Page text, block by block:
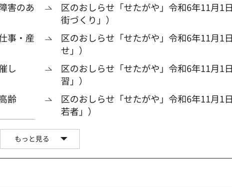
害のあ
区のおしらせ「せたがや」令和6年11月1
街づくり」）
事・産
区のおしらせ「せたがや」令和6年11月1
せ」）
し
区のおしらせ「せたがや」令和6年11月1
習」）
齢
区のおしらせ「せたがや」令和6年11月1
若者」）
もっと見る